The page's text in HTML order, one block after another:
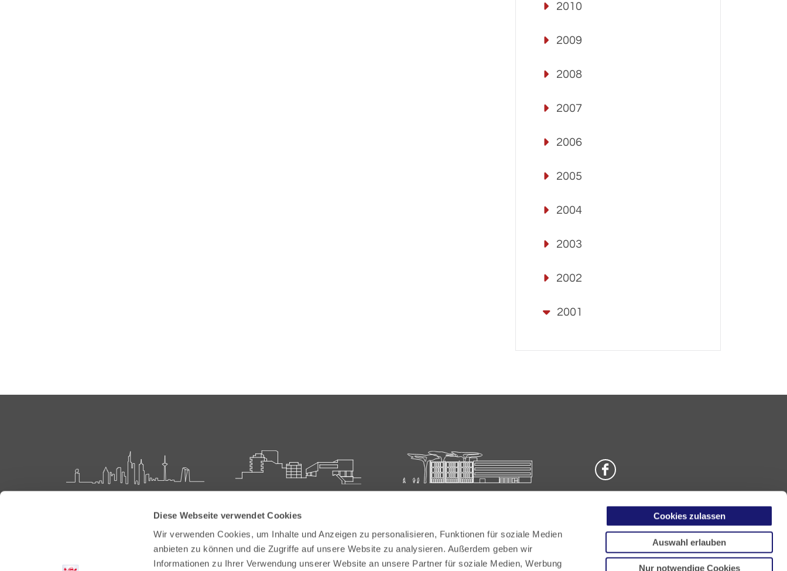
Diese Webseite verwendet Cookies
Wir verwenden Cookies, um Inhalte und Anzeigen zu personalisieren, Funktionen für soziale Medien
anbieten zu können und die Zugriffe auf unsere Website zu analysieren. Außerdem geben wir
Informationen zu Ihrer Verwendung unserer Website an unsere Partner für soziale Medien, Werbung
Cookies zulassen
Auswahl erlauben
Nur notwendige Cookies
2010
2009
2008
2007
2006
2005
2004
2003
2002
2001
Postfach 60 05 66
Carl-Oelemann-Weg 5
Carl-Oelemann-Weg 5